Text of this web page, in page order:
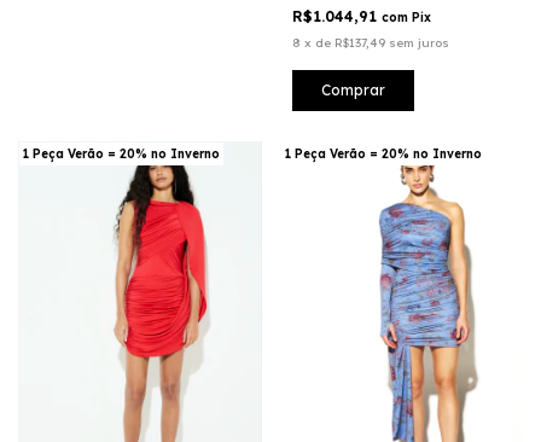
R$1.044,91 com Pix
8 x de R$137,49 sem juros
Comprar
1 Peça Verão = 20% no Inverno 1 Peça Verão = 20% no Inverno